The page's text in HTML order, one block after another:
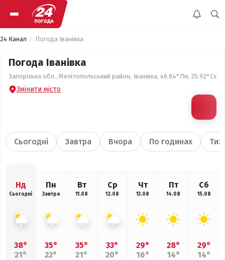
24 Канал Погода Іванівка
Погода Іванівка
Запорізька обл., Мелітопольський район, Іванівка, 46.84°Пн, 35.92°Сх
Змінити місто
Сьогодні Завтра Вчора По годинах
Нд
Сьогодні
38°
21°
Пн
Завтра
35°
22°
Вт
11.08
35°
21°
Ср
12.08
33°
20°
Чт
13.08
29°
16°
Пт
14.08
28°
14°
Сб
15.08
29°
14°